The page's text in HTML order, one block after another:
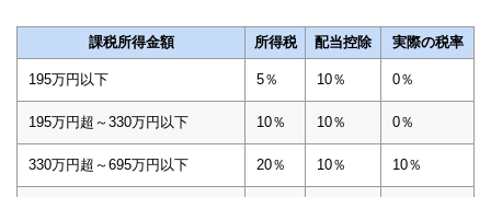
課税所得金額 所得税 配当控除 実際の税率
195万円以下 5％ 10％ 0％
195万円超～330万円以下 10％ 10％ 0％
330万円超～695万円以下 20％ 10％ 10％